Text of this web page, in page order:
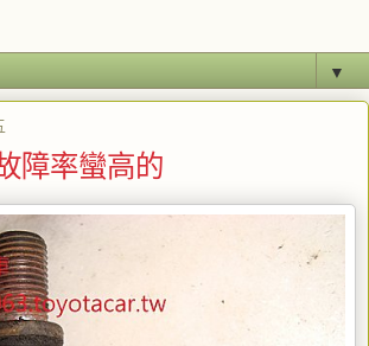
▼
障率蠻高的